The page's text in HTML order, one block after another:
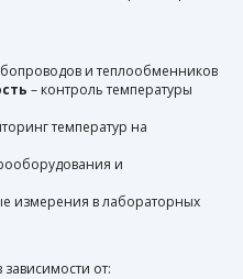
и теплообменников
– контроль температуры
температур на
и
измерения в лабораторных
от: